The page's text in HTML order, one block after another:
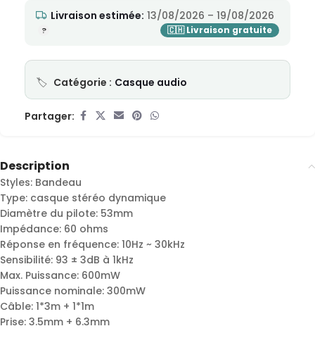
Livraison estimée: 13/08/2026 – 19/08/2026
Catégorie : Casque audio
Partager:
Description
Styles: Bandeau
Type: casque stéréo dynamique
Diamètre du pilote: 53mm
Impédance: 60 ohms
Réponse en fréquence: 10Hz ~ 30kHz
Sensibilité: 93 ± 3dB à 1kHz
Max. Puissance: 600mW
Puissance nominale: 300mW
Câble: 1*3m + 1*1m
Prise: 3.5mm + 6.3mm